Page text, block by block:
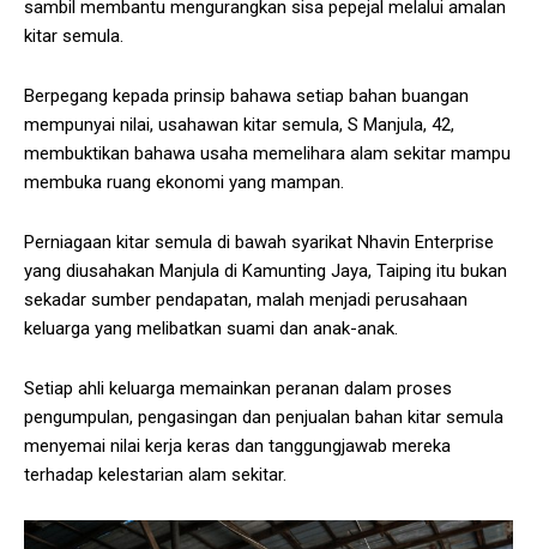
sambil membantu mengurangkan sisa pepejal melalui amalan
kitar semula.
Berpegang kepada prinsip bahawa setiap bahan buangan
mempunyai nilai, usahawan kitar semula, S Manjula, 42,
membuktikan bahawa usaha memelihara alam sekitar mampu
membuka ruang ekonomi yang mampan.
Perniagaan kitar semula di bawah syarikat Nhavin Enterprise
yang diusahakan Manjula di Kamunting Jaya, Taiping itu bukan
sekadar sumber pendapatan, malah menjadi perusahaan
keluarga yang melibatkan suami dan anak-anak.
Setiap ahli keluarga memainkan peranan dalam proses
pengumpulan, pengasingan dan penjualan bahan kitar semula
menyemai nilai kerja keras dan tanggungjawab mereka
terhadap kelestarian alam sekitar.